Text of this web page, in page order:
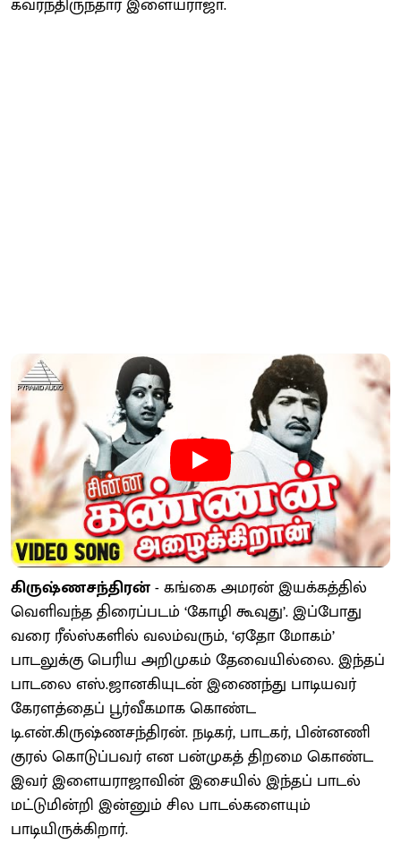
கவர்ந்திருந்தார் இளையராஜா.
கிருஷ்ணசந்திரன்- கங்கை அமரன் இயக்கத்தில்
வெளிவந்த திரைப்படம் ‘கோழி கூவுது’. இப்போது
வரை ரீல்ஸ்களில் வலம்வரும், ‘ஏதோ மோகம்’
பாடலுக்கு பெரிய அறிமுகம் தேவையில்லை. இந்தப்
பாடலை எஸ்.ஜானகியுடன் இணைந்து பாடியவர்
கேரளத்தைப் பூர்வீகமாக கொண்ட
டி.என்.கிருஷ்ணசந்திரன். நடிகர், பாடகர், பின்னணி
குரல் கொடுப்பவர் என பன்முகத் திறமை கொண்ட
இவர் இளையராஜாவின் இசையில் இந்தப் பாடல்
மட்டுமின்றி இன்னும் சில பாடல்களையும்
பாடியிருக்கிறார்.